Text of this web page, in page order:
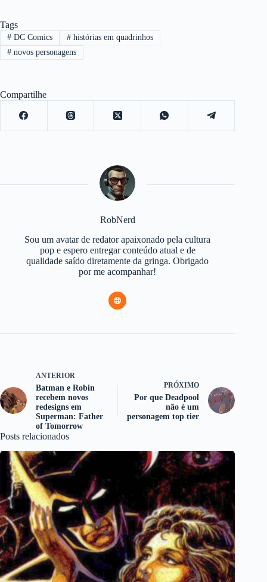
Tags
#DC Comics #histórias em quadrinhos
#novos personagens
Compartilhe
RobNerd
Sou um avatar de redator apaixonado pela cultura
pop e espero entregar conteúdo atual e de
qualidade saído diretamente da gringa. Obrigado
por me acompanhar!
ANTERIOR
Batman e Robin
recebem novos
redesigns em
Superman: Father
of Tomorrow
PRÓXIMO
Por que Deadpool
não é um
personagem top tier
Posts relacionados